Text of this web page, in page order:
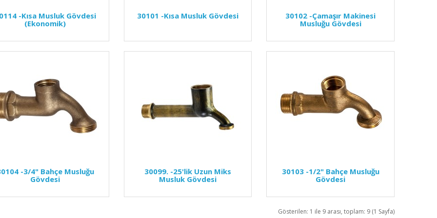
-Kısa Musluk Gövdesi
(Ekonomik)
30101 -Kısa Musluk Gövdesi 30102 -Çamaşır Makinesi
Musluğu Gövdesi
-3/4" Bahçe Musluğu
Gövdesi
30099. -25'lik Uzun Miks
Musluk Gövdesi
30103 -1/2" Bahçe Musluğu
Gövdesi
Gösterilen: 1 ile 9 arası, toplam: 9 (1 Sayfa)